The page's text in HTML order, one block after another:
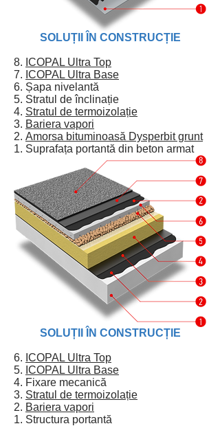
SOLUȚII ÎN CONSTRUCȚIE
8. ICOPAL Ultra Top
7. ICOPAL Ultra Base
6. Șapa nivelantă
5. Stratul de înclinație
4. Stratul de termoizolație
3. Bariera vapori
2. Amorsa bituminoasă Dysperbit grunt
1. Suprafața portantă din beton armat
SOLUȚII ÎN CONSTRUCȚIE
6. ICOPAL Ultra Top
5. ICOPAL Ultra Base
4. Fixare mecanică
3. Stratul de termoizolație
2. Bariera vapori
1. Structura portantă